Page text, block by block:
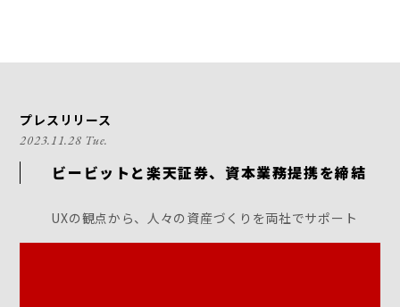
プレスリリース
2023.11.28 Tue.
ビービットと楽天証券、資本業務提携を締結
UXの観点から、人々の資産づくりを両社でサポート